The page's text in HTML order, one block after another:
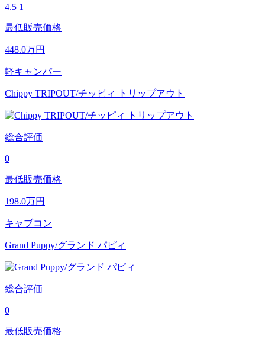
4.5 1
最低販売価格
448.0万円
軽キャンパー
Chippy TRIPOUT/チッピィ トリップアウト
総合評価
0
最低販売価格
198.0万円
キャブコン
Grand Puppy/グランド パピィ
総合評価
0
最低販売価格